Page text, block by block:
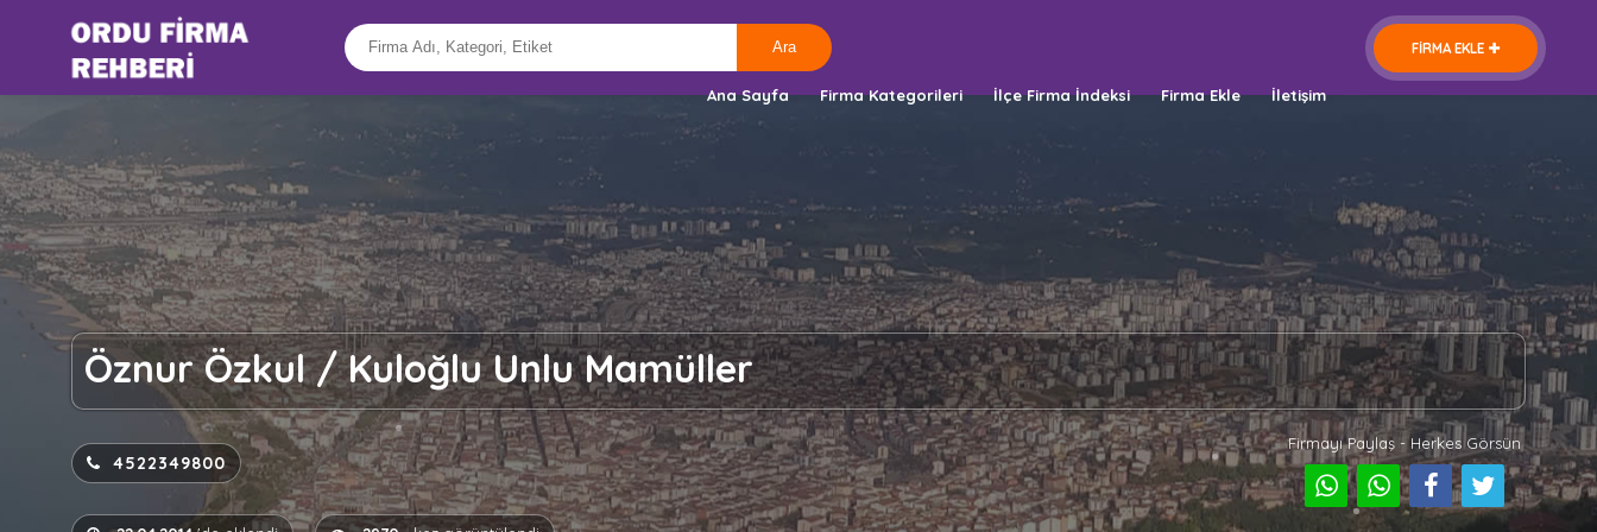
FİRMA EKLE
Ana Sayfa Firma Kategorileri İlçe Firma İndeksi Firma Ekle İletişim
Öznur Özkul / Kuloğlu Unlu Mamüller
4522349800
Firmayı Paylaş - Herkes Görsün